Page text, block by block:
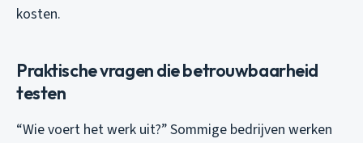
kosten.
Praktische vragen die betrouwbaarheid
testen
“Wie voert het werk uit?” Sommige bedrijven werken